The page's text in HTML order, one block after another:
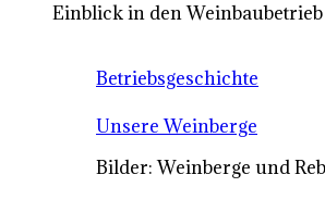
Einblick in den Weinbaubetrieb
Betriebsgeschichte
Unsere Weinberge
Bilder: Weinberge und